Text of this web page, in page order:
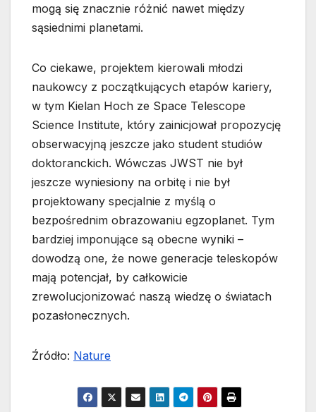
mogą się znacznie różnić nawet między
sąsiednimi planetami.
Co ciekawe, projektem kierowali młodzi
naukowcy z początkujących etapów kariery,
w tym Kielan Hoch ze Space Telescope
Science Institute, który zainicjował propozycję
obserwacyjną jeszcze jako student studiów
doktoranckich. Wówczas JWST nie był
jeszcze wyniesiony na orbitę i nie był
projektowany specjalnie z myślą o
bezpośrednim obrazowaniu egzoplanet. Tym
bardziej imponujące są obecne wyniki –
dowodzą one, że nowe generacje teleskopów
mają potencjał, by całkowicie
zrewolucjonizować naszą wiedzę o światach
pozasłonecznych.
Źródło: Nature